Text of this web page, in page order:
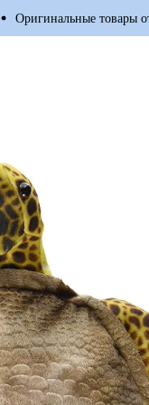
Оригинальные товары от